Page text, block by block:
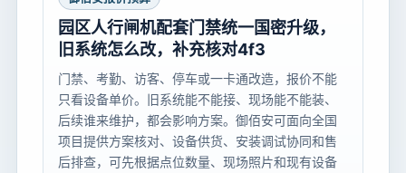
园区人行闸机配套门禁统一国密升级，
旧系统怎么改，补充核对4f3
门禁、考勤、访客、停车或一卡通改造，报价不能
只看设备单价。旧系统能不能接、现场能不能装、
后续谁来维护，都会影响方案。御佰安可面向全国
项目提供方案核对、设备供货、安装调试协同和售
后排查，可先根据点位数量、现场照片和现有设备